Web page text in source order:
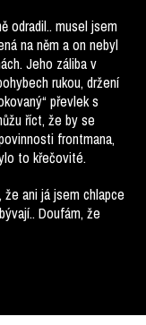
odradil.. musel jsem
na něm a on nebyl
Jeho záliba v
rukou, držení
převlek s
říct, že by se
frontmana,
to křečovité.
ani já jsem chlapce
Doufám, že